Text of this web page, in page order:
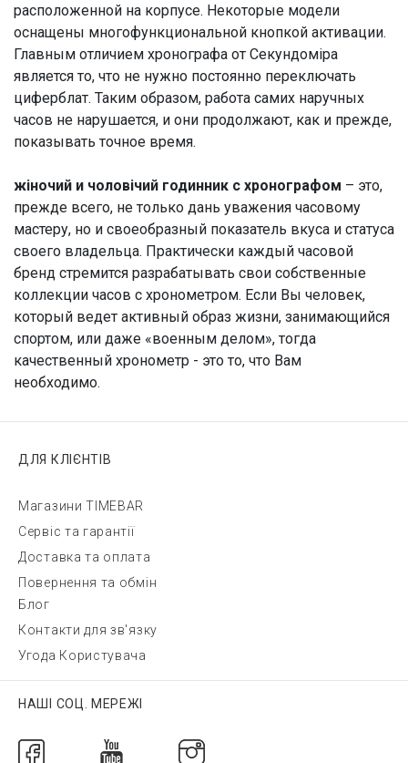
расположенной на корпусе. Некоторые модели
оснащены многофункциональной кнопкой активации.
Главным отличием хронографа от Секундоміра
является то, что не нужно постоянно переключать
циферблат. Таким образом, работа самих наручных
часов не нарушается, и они продолжают, как и прежде,
показывать точное время.
жіночий и чоловічий годинник с хронографом – это,
прежде всего, не только дань уважения часовому
мастеру, но и своеобразный показатель вкуса и статуса
своего владельца. Практически каждый часовой
бренд стремится разрабатывать свои собственные
коллекции часов с хронометром. Если Вы человек,
который ведет активный образ жизни, занимающийся
спортом, или даже «военным делом», тогда
качественный хронометр - это то, что Вам
необходимо.
ДЛЯ КЛІЄНТІВ
Магазини TIMEBAR
Сервіс та гарантії
Доставка та оплата
Повернення та обмін
Блог
Контакти для зв'язку
Угода Користувача
НАШІ СОЦ. МЕРЕЖІ